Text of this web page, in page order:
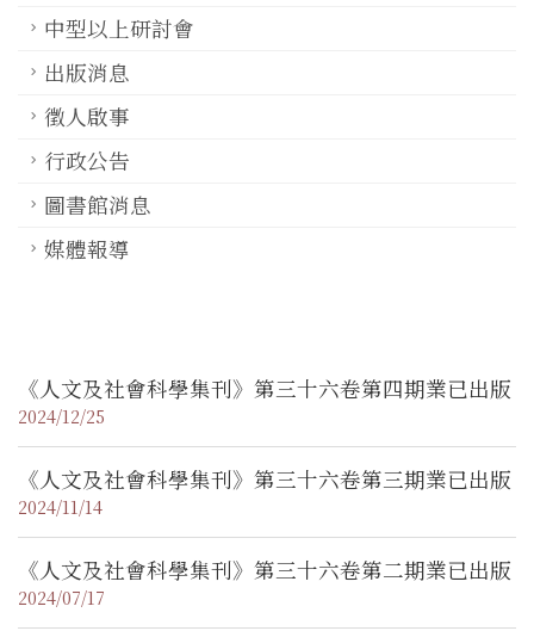
中型以上研討會
出版消息
徵人啟事
行政公告
圖書館消息
媒體報導
《人文及社會科學集刊》第三十六卷第四期業已出版
2024/12/25
《人文及社會科學集刊》第三十六卷第三期業已出版
2024/11/14
《人文及社會科學集刊》第三十六卷第二期業已出版
2024/07/17